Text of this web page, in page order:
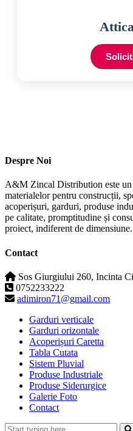
Despre Noi
A&M Zincal Distribution este
materialelor pentru construcții,
acoperișuri, garduri, produse
pe calitate, promptitudine și
proiect, indiferent de dimensiune.
Contact
Sos Giurgiului 260, Incinta
0752233222
adimiron71@gmail.com
Garduri verticale
Garduri orizontale
Acoperișuri Caretta
Tabla Cutata
Sistem Pluvial
Produse Industriale
Produse Siderurgice
Galerie Foto
Contact